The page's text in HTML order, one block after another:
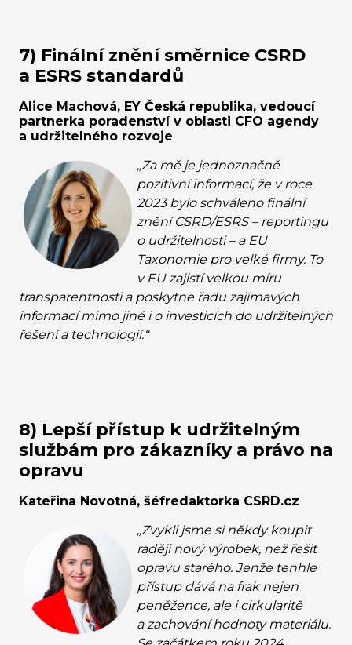
7) Finální znění směrnice CSRD
a ESRS standardů
Alice Machová, EY Česká republika, vedoucí
partnerka poradenství v oblasti CFO agendy
a udržitelného rozvoje
„Za mě je jednoznačně
pozitivní informací, že v roce
2023 bylo schváleno finální
znění CSRD/ESRS – reportingu
o udržitelnosti – a EU
Taxonomie pro velké firmy. To
v EU zajistí velkou míru
transparentnosti a poskytne řadu zajímavých
informací mimo jiné i o investicích do udržitelných
řešení a technologií.“
8) Lepší přístup k udržitelným
službám pro zákazníky a právo na
opravu
Kateřina Novotná, šéfredaktorka CSRD.cz
„Zvykli jsme si někdy koupit
raději nový výrobek, než řešit
opravu starého. Jenže tenhle
přístup dává na frak nejen
peněžence, ale i cirkularitě
a zachování hodnoty materiálu.